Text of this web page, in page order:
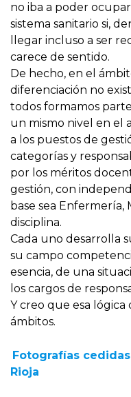
no iba a poder
sistema sanitario si,
llegar incluso a ser
carece de sentido.
De hecho, en el
diferenciación no
todos formamos
un mismo nivel en el
a los puestos de
categorías y
por los méritos
gestión, con
base sea Enfermería,
disciplina.
Cada uno desarrolla
su campo
esencia, de una
los cargos de
Y creo que esa
ámbitos.
Fotografías
Rioja